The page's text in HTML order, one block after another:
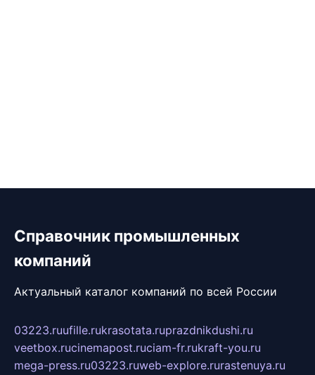
Справочник промышленных
компаний
Актуальный каталог компаний по всей России
03223.ruufille.rukrasotata.ruprazdnikdushi.ru
veetbox.rucinemapost.ruciam-fr.rukraft-you.ru
mega-press.ru03223.ruweb-explore.rurastenuya.ru